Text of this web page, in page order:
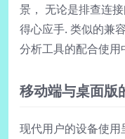
景， 无论是排查连
得心应手. 类似的兼
分析工具的配合使用
移动端与桌面版
现代用户的设备使